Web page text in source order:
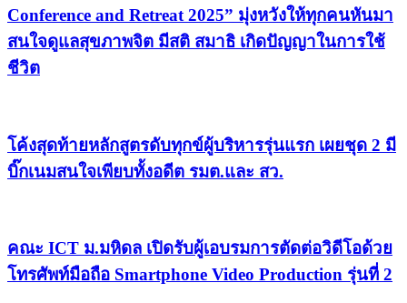
Conference and Retreat 2025” มุ่งหวังให้ทุกคนหันมา
สนใจดูแลสุขภาพจิต มีสติ สมาธิ เกิดปัญญาในการใช้
ชีวิต
โค้งสุดท้ายหลักสูตรดับทุกข์ผู้บริหารรุ่นแรก เผยชุด 2 มี
บิ๊กเนมสนใจเพียบทั้งอดีต รมต.และ สว.
คณะ ICT ม.มหิดล เปิดรับผู้เอบรมการตัดต่อวิดีโอด้วย
โทรศัพท์มือถือ Smartphone Video Production รุ่นที่ 2